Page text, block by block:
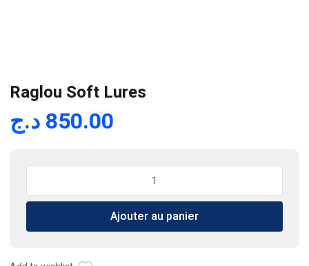
Raglou Soft Lures
850.00د.ج
Raglou
Lures
Ajouter au panier